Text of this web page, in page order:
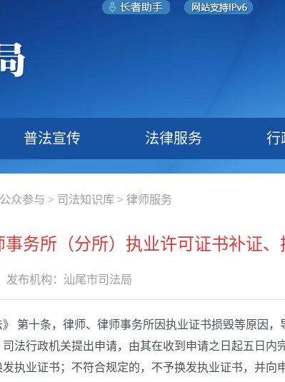
普法宣传 法律服务 行
公众参与 > 司法知识库 > 律师服务
事务所（分所）执业许可证书补证、
发布机构： 汕尾市司法局
第十条，律师、律师事务所因执业证书损毁等原因
法行政机关提出申请，由其在收到申请之日起五日
执业证书；不符合规定的，不予换发执业证书，并